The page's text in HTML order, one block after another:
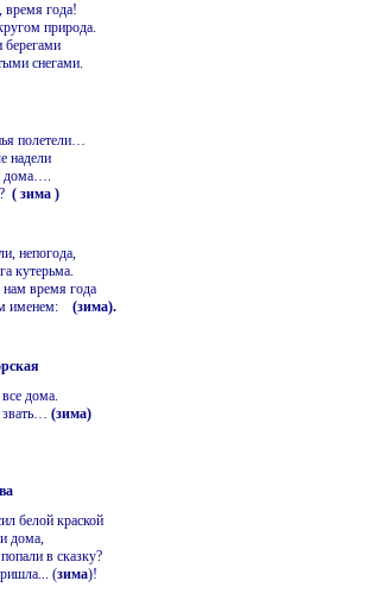
время года!
природа.
снегами.
полетели…
надели
дома….
( зима )
непогода,
кутерьма.
время года
именем:(зима).
дома.
звать…(зима)
белой краской
дома,
в сказку?
(зима)!